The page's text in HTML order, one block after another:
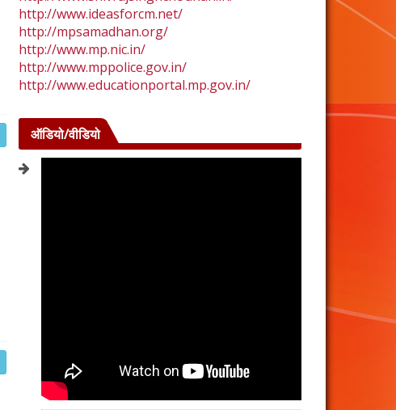
http://www.ideasforcm.net/
http://mpsamadhan.org/
http://www.mp.nic.in/
http://www.mppolice.gov.in/
http://www.educationportal.mp.gov.in/
ऑडियो/वीडियो